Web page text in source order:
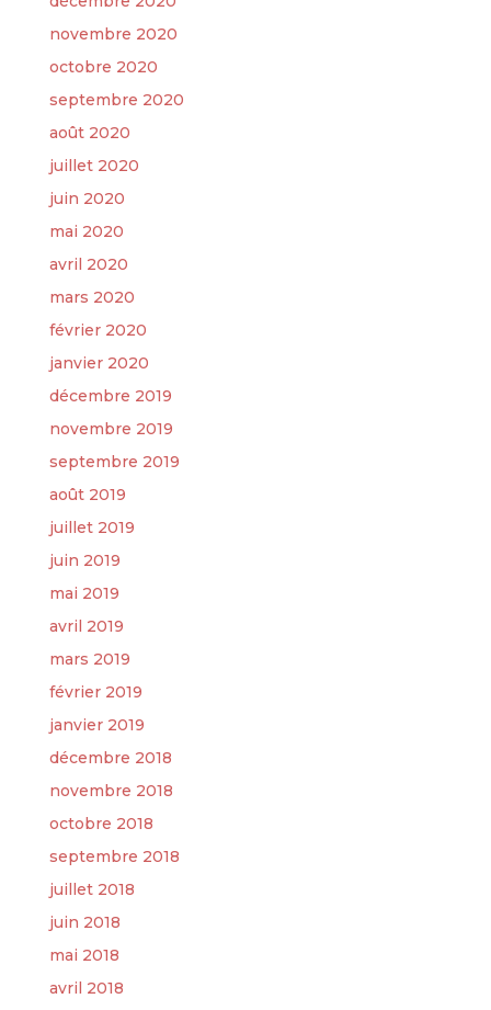
novembre 2020
octobre 2020
septembre 2020
août 2020
juillet 2020
juin 2020
mai 2020
avril 2020
mars 2020
février 2020
janvier 2020
décembre 2019
novembre 2019
septembre 2019
août 2019
juillet 2019
juin 2019
mai 2019
avril 2019
mars 2019
février 2019
janvier 2019
décembre 2018
novembre 2018
octobre 2018
septembre 2018
juillet 2018
juin 2018
mai 2018
avril 2018